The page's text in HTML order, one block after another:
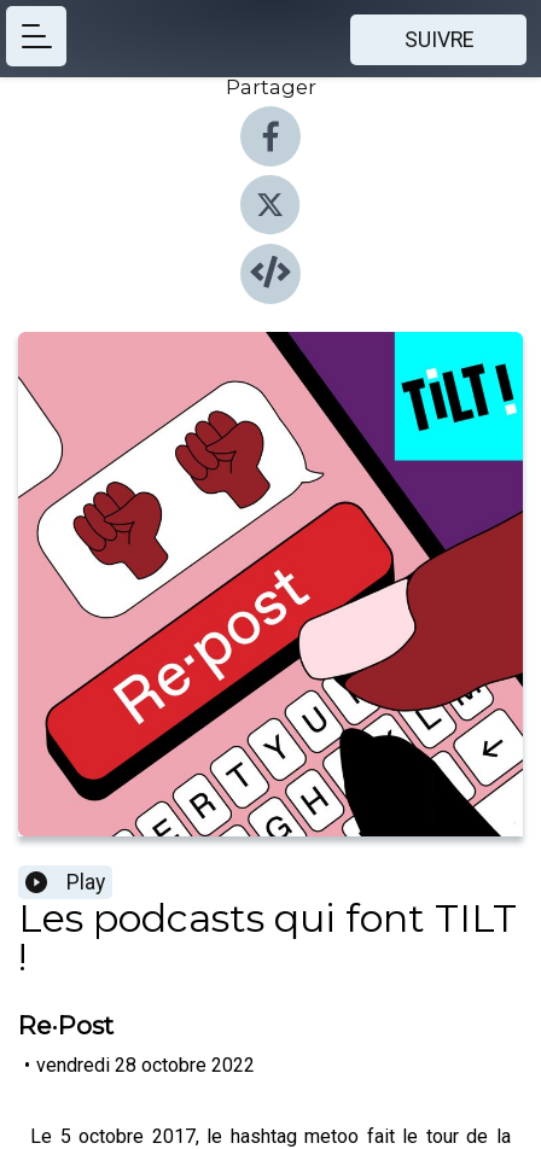
SUIVRE
Partager
Play
Les podcasts qui font TILT
!
Re·Post
• vendredi 28 octobre 2022
Le 5 octobre 2017, le hashtag metoo fait le tour de la